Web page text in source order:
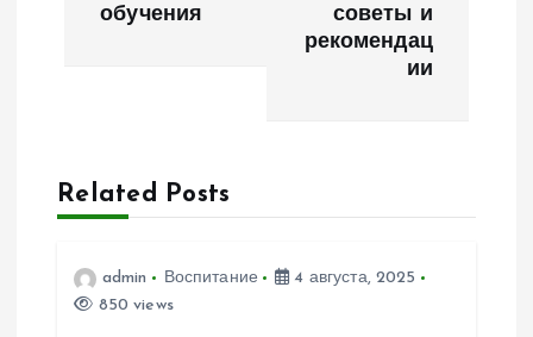
ц
обучения
советы и
рекомендац
ии
Related Posts
admin Воспитание
4 августа, 2025
850 views